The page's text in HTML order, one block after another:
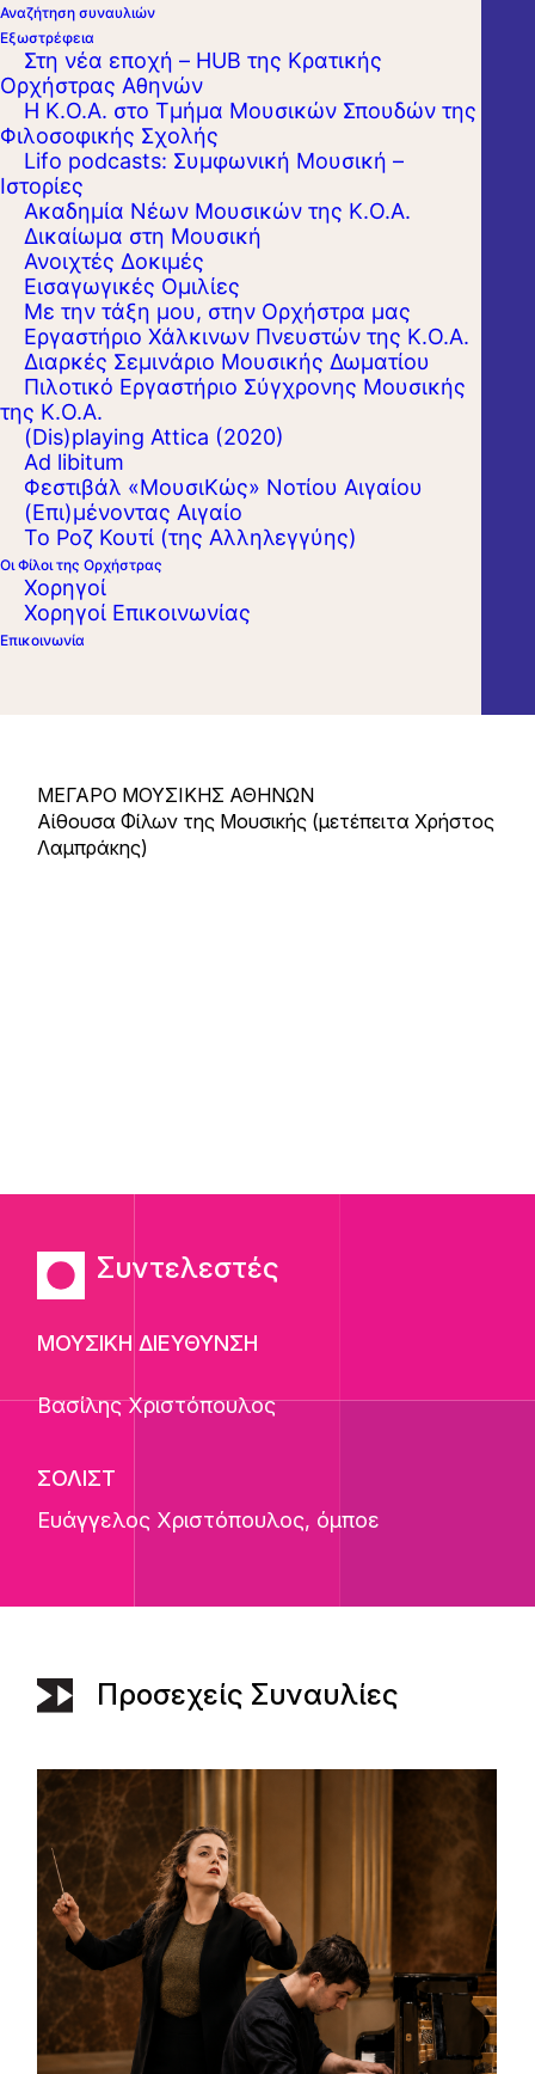
Αναζήτηση συναυλιών
Εξωστρέφεια
Στη νέα εποχή – HUB της Κρατικής
Ορχήστρας Αθηνών
Η Κ.Ο.Α. στο Τμήμα Μουσικών Σπουδών της
Φιλοσοφικής Σχολής
Lifo podcasts: Συμφωνική Μουσική –
Ιστορίες
Ακαδημία Νέων Μουσικών της Κ.Ο.Α.
Δικαίωμα στη Μουσική
Ανοιχτές Δοκιμές
Εισαγωγικές Ομιλίες
Με την τάξη μου, στην Ορχήστρα μας
Εργαστήριo Χάλκινων Πνευστών της Κ.Ο.Α.
Διαρκές Σεμινάριο Μουσικής Δωματίου
Πιλοτικό Εργαστήριο Σύγχρονης Μουσικής
της Κ.Ο.Α.
(Dis)playing Attica (2020)
Ad libitum
Φεστιβάλ «ΜουσιΚώς» Νοτίου Αιγαίου
(Επι)μένοντας Αιγαίο
Το Ροζ Κουτί (της Αλληλεγγύης)
Οι Φίλοι της Ορχήστρας
Χορηγοί
Χορηγοί Επικοινωνίας
Επικοινωνία
Η Κρατική Ορχήστρα Αθηνών, υπό τη
διεύθυνση του Βασίλη Χριστόπουλου,
παρουσιάζει έργα των Φραντς Λιστ, Τάκη
Καλογερόπουλου και Φραντς Σούμπερτ.
ΜΕΓΑΡΟ ΜΟΥΣΙΚΗΣ ΑΘΗΝΩΝ
Αίθουσα Φίλων της Μουσικής (μετέπειτα Χρήστος
Λαμπράκης)
Συντελεστές
ΜΟΥΣΙΚΗ ΔΙΕΥΘΥΝΣΗ
Βασίλης Χριστόπουλος
ΣΟΛΙΣΤ
Ευάγγελος Χριστόπουλος, όμποε
Προσεχείς Συναυλίες